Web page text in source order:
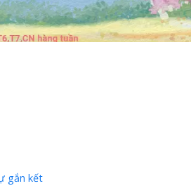
gắn kết